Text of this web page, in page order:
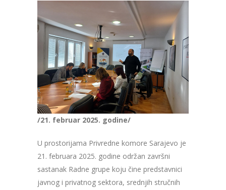
/21. februar 2025. godine/
U prostorijama Privredne komore Sarajevo je
21. februara 2025. godine održan završni
sastanak Radne grupe koju čine predstavnici
javnog i privatnog sektora, srednjih stručnih